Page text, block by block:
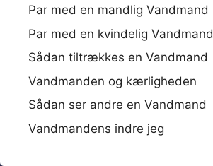
Par med en mandlig Vandmand
Par med en kvindelig Vandmand
Sådan tiltrækkes en Vandmand
Vandmanden og kærligheden
Sådan ser andre en Vandmand
Vandmandens indre jeg